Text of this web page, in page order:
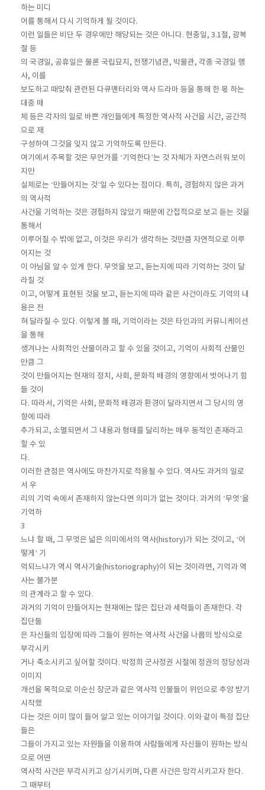
하는 미디
어를 통해서 다시 기억하게 될 것이다.
이런 일들은 비단 두 경우에만 해당되는 것은 아니다. 현충일, 3.1절, 광복
절 등
의 국경일, 공휴일은 물론 국립묘지, 전쟁기념관, 박물관, 각종 국경일 행
사, 이를
보도하고 때맞춰 관련된 다큐멘터리와 역사 드라마 등을 통해 한 몫 하는
대중 매
체 등은 각자의 일로 바쁜 개인들에게 특정한 역사적 사건을 시간, 공간적
으로 재
구성하여 그것을 잊지 않고 기억하도록 만든다.
여기에서 주목할 것은 무언가를 ‘기억한다’는 것 자체가 자연스러워 보이
지만
실제로는 ‘만들어지는 것’일 수 있다는 점이다. 특히, 경험하지 않은 과거
의 역사적
사건을 기억하는 것은 경험하지 않았기 때문에 간접적으로 보고 듣는 것을
통해서
이루어질 수 밖에 없고, 이것은 우리가 생각하는 것만큼 자연적으로 이루
어지는 것
이 아님을 알 수 있게 한다. 무엇을 보고, 듣는지에 따라 기억하는 것이 달
라질 것
이고, 어떻게 표현된 것을 보고, 듣는지에 따라 같은 사건이라도 기억의 내
용은 전
혀 달라질 수 있다. 이렇게 볼 때, 기억이라는 것은 타인과의 커뮤니케이션
을 통해
생겨나는 사회적인 산물이라고 할 수 있을 것이고, 기억이 사회적 산물인
만큼 그
것이 만들어지는 현재의 정치, 사회, 문화적 배경의 영향에서 벗어나기 힘
들 것이
다. 따라서, 기억은 사회, 문화적 배경과 환경이 달라지면서 그 당시의 영
향에 따라
추가되고, 소멸되면서 그 내용과 형태를 달리하는 매우 동적인 존재라고
할 수 있
다.
이러한 관점은 역사에도 마찬가지로 적용될 수 있다. 역사도 과거의 일로
서 우
리의 기억 속에서 존재하지 않는다면 의미가 없는 것이다. 과거의 ‘무엇’을
기억하
3
느냐 할 때, 그 무엇은 넓은 의미에서의 역사(history)가 되는 것이고, ‘어
떻게’ 기
억되느냐가 역시 역사기술(historiography)이 되는 것이라면, 기억과 역
사는 불가분
의 관계라고 할 수 있다.
과거의 기억이 만들어지는 현재에는 많은 집단과 세력들이 존재한다. 각
집단들
은 자신들의 입장에 따라 그들이 원하는 역사적 사건을 나름의 방식으로
부각시키
거나 축소시키고 싶어할 것이다. 박정희 군사정권 시절에 정권의 정당성과
이미지
개선을 목적으로 이순신 장군과 같은 역사적 인물들이 위인으로 추앙 받기
시작했
다는 것은 이미 많이 들어 알고 있는 이야기일 것이다. 이와 같이 특정 집단
들은
그들이 가지고 있는 자원들을 이용하여 사람들에게 자신들이 원하는 방식
으로 어떤
역사적 사건은 부각시키고 상기시키며, 다른 사건은 망각시키고자 한다.
그 때부터